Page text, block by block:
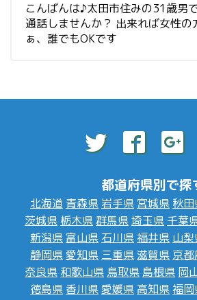
こんばんは♪太田市住みの31歳男
通話しませんか？ 出来れば女性の
ぁ、誰でもOKです
都道府県別で探
北海道 青森県 岩手県 宮城県 秋
茨城県 栃木県群馬県埼玉県 千葉
新潟県 富山県 石川県福井県 山
静岡県愛知県 三重県滋賀県 京
奈良県 和歌山県 鳥取県 島根県 岡
徳島県 香川県愛媛県 高知県福岡